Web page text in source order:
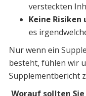
versteckten
Keine
es
Nur wenn ein
besteht, fühlen wir
Supplementbericht
Worauf sollten